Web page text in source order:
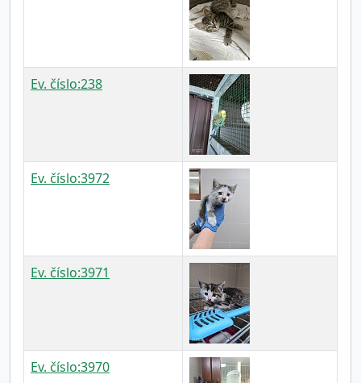
Ev. číslo:238
Ev. číslo:3972
Ev. číslo:3971
Ev. číslo:3970